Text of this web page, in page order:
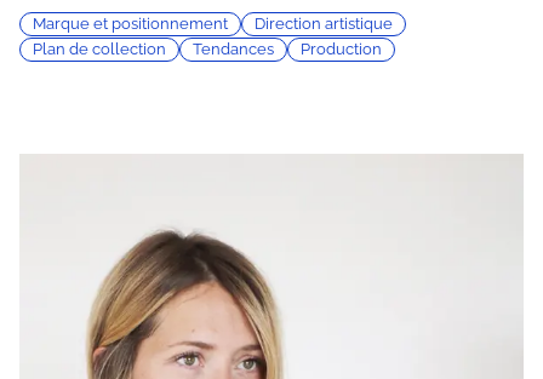
Marque et positionnement
Direction artistique
Plan de collection
Tendances Production